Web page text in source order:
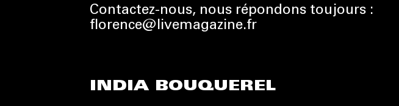
Contactez-nous, nous répondons toujours :
florence@livemagazine.fr
INDIA BOUQUEREL